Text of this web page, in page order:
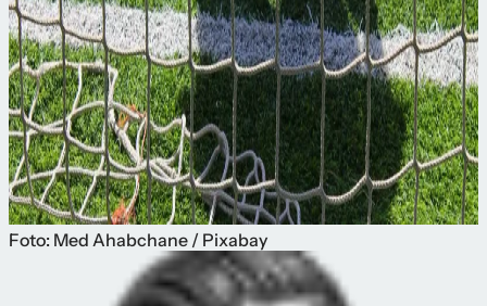
Foto: Med Ahabchane / Pixabay